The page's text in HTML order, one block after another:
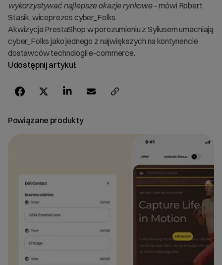
Udostępnij artykuł:
Powiązane produkty
wykorzystywać najlepsze okazje rynkowe– mówi Robert
Stasik, wiceprezes cyber_Folks.
Akwizycja PrestaShop w porozumieniu z Syliusem umacniają
cyber_Folks jako jednego z największych na kontynencie
dostawców technologii e-commerce.